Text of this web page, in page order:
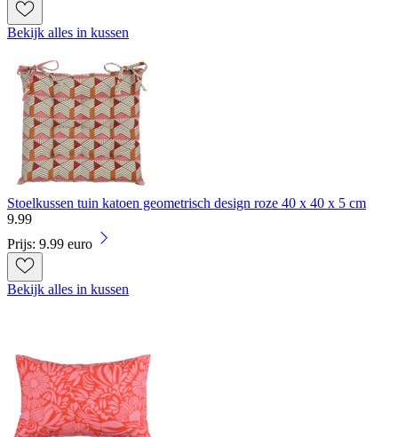
Bekijk alles in kussen
Stoelkussen tuin katoen geometrisch design roze 40 x 40 x 5 cm
9.99
Prijs: 9.99 euro
Bekijk alles in kussen